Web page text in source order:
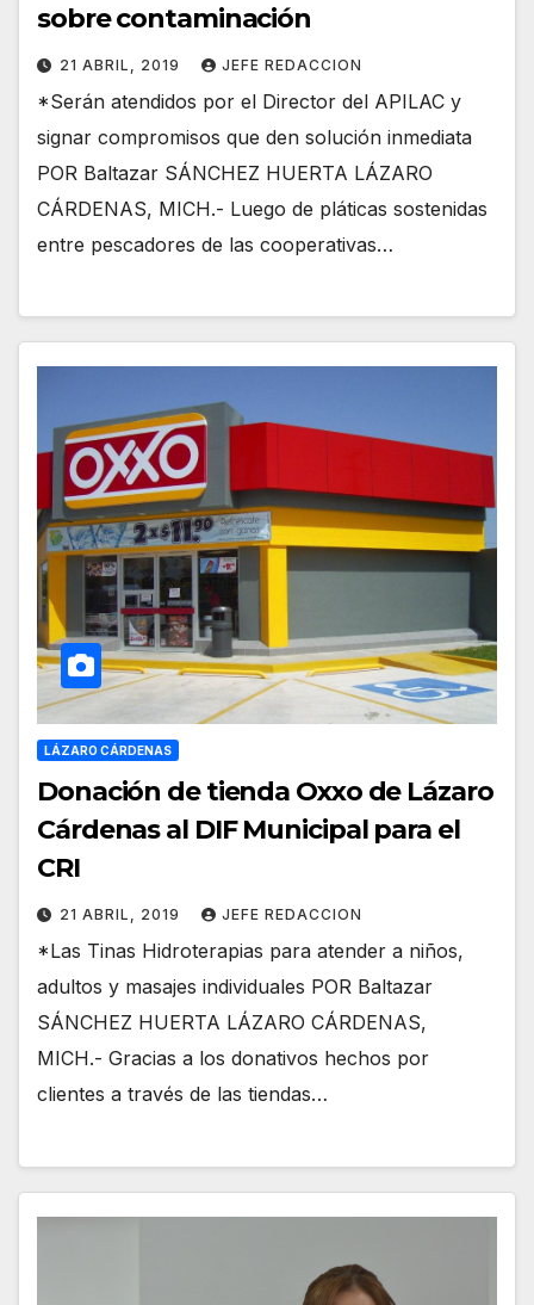
sobre contaminación
21 ABRIL, 2019 JEFE REDACCION
*Serán atendidos por el Director del APILAC y
signar compromisos que den solución inmediata
POR Baltazar SÁNCHEZ HUERTA LÁZARO
CÁRDENAS, MICH.- Luego de pláticas sostenidas
entre pescadores de las cooperativas…
LÁZARO CÁRDENAS
Donación de tienda Oxxo de Lázaro
Cárdenas al DIF Municipal para el
CRI
21 ABRIL, 2019 JEFE REDACCION
*Las Tinas Hidroterapias para atender a niños,
adultos y masajes individuales POR Baltazar
SÁNCHEZ HUERTA LÁZARO CÁRDENAS,
MICH.- Gracias a los donativos hechos por
clientes a través de las tiendas…